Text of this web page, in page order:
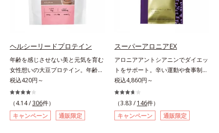
ヘルシーリードプロテイン
年齢を感じさせない美と元気を育む
女性想いの大豆プロテイン。年齢を
感じさせない美と元気を育む、女性
想いの大豆プロテインです。1杯で
不足しがちなたんぱく質を補えま
す。大人女性の食習慣に基づき質と
量を考え、更年世代の女性に人気の
税込420円～
（4.14 /306件）
キャンペーン
通販限定
スーパーアロニアEX
アロニアアントシアニンでダイエッ
トをサポート。辛い運動や食事制限
に立ち向かう、大人の“燃える気持
ち”を応援。年齢を重ねるほど、ダ
イエットが続かないと感じる方に。
チョークベリーとも呼ばれる東欧産
の健康果実アロニアの、アロニアア
税込4,860円～
（3.83 / 146件）
キャンペーン
通販限定